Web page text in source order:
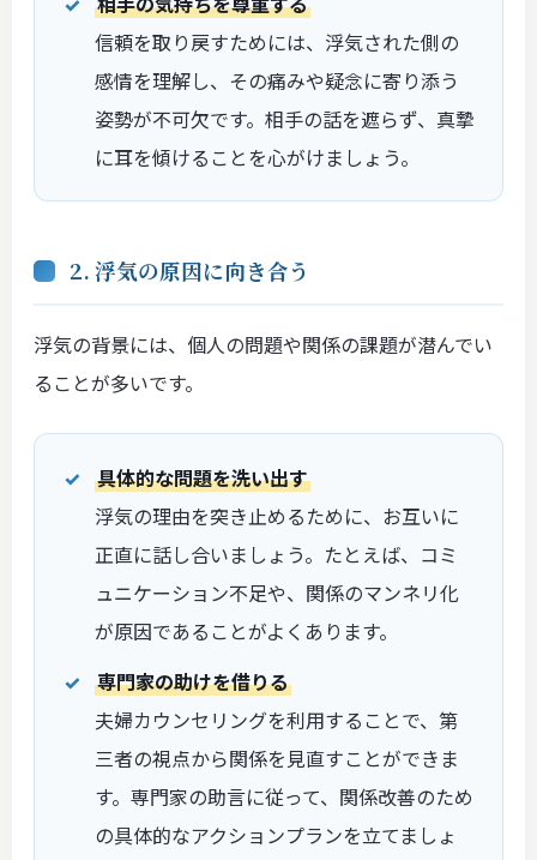
信頼を取り戻すためには、浮気された側の
感情を理解し、その痛みや疑念に寄り添う
姿勢が不可欠です。相手の話を遮らず、真摯
に耳を傾けることを心がけましょう。
2. 浮気の原因に向き合う
浮気の背景には、個人の問題や関係の課題が潜んでい
ることが多いです。
具体的な問題を洗い出す
浮気の理由を突き止めるために、お互いに
正直に話し合いましょう。たとえば、コミ
ュニケーション不足や、関係のマンネリ化
が原因であることがよくあります。
専門家の助けを借りる
夫婦カウンセリングを利用することで、第
三者の視点から関係を見直すことができま
す。専門家の助言に従って、関係改善のため
の具体的なアクションプランを立てましょ